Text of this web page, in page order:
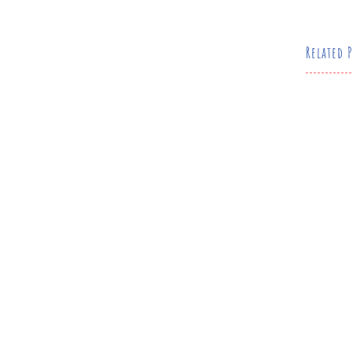
Related